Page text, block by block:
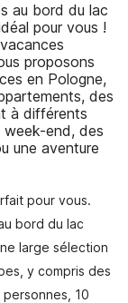
au bord du lac
pour vous !
proposons
en Pologne,
des
à différents
week-end, des
une aventure
pour vous.
bord du lac
large sélection
y compris des
10